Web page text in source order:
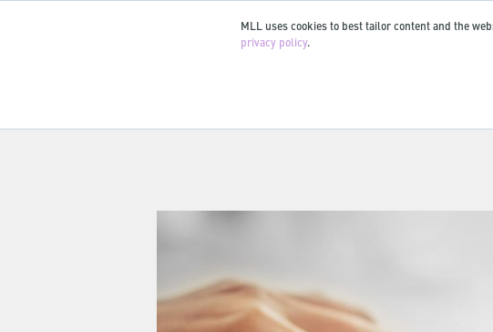
MLL uses cookies to best tailor content and the
privacy policy.